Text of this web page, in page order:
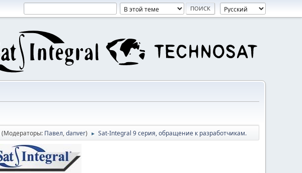
(Модераторы: Павел,danver) ► Sat-Integral 9 серия, обращение к разработчикам.